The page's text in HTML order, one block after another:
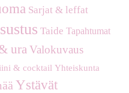
Sarjat & leffat
Taide Tapahtumat
ura Valokuvaus
& cocktail Yhteiskunta
Ystävät